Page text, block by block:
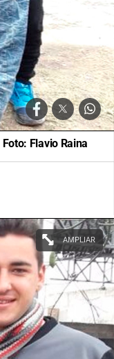
Foto: Flavio Raina
AMPLIAR